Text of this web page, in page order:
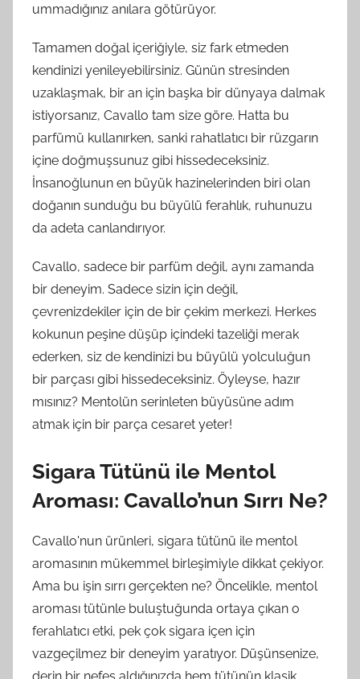
ummadığınız anılara götürüyor.
Tamamen doğal içeriğiyle, siz fark etmeden
kendinizi yenileyebilirsiniz. Günün stresinden
uzaklaşmak, bir an için başka bir dünyaya dalmak
istiyorsanız, Cavallo tam size göre. Hatta bu
parfümü kullanırken, sanki rahatlatıcı bir rüzgarın
içine doğmuşsunuz gibi hissedeceksiniz.
İnsanoğlunun en büyük hazinelerinden biri olan
doğanın sunduğu bu büyülü ferahlık, ruhunuzu
da adeta canlandırıyor.
Cavallo, sadece bir parfüm değil, aynı zamanda
bir deneyim. Sadece sizin için değil,
çevrenizdekiler için de bir çekim merkezi. Herkes
kokunun peşine düşüp içindeki tazeliği merak
ederken, siz de kendinizi bu büyülü yolculuğun
bir parçası gibi hissedeceksiniz. Öyleyse, hazır
mısınız? Mentolün serinleten büyüsüne adım
atmak için bir parça cesaret yeter!
Sigara Tütünü ile Mentol
Aroması: Cavallo’nun Sırrı Ne?
Cavallo'nun ürünleri, sigara tütünü ile mentol
aromasının mükemmel birleşimiyle dikkat çekiyor.
Ama bu işin sırrı gerçekten ne? Öncelikle, mentol
aroması tütünle buluştuğunda ortaya çıkan o
ferahlatıcı etki, pek çok sigara içen için
vazgeçilmez bir deneyim yaratıyor. Düşünsenize,